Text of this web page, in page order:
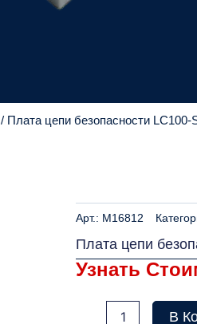
/ Плата цепи безопасности LC100-
Арт.: M16812
Плата цепи
Узнать
В